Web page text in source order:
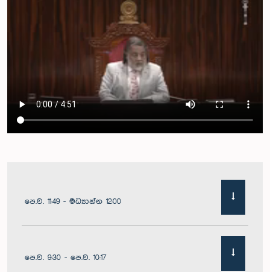
පෙ.ව. 11:49 - මධ්‍යාහ්න 12:00
පෙ.ව. 9:30 - පෙ.ව. 10:17